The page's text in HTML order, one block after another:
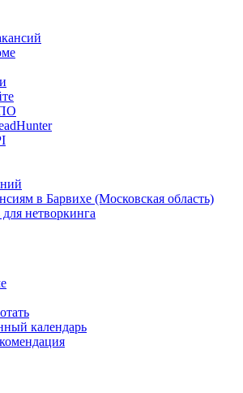
в Барвихе (Московская область)
нетворкинга
календарь